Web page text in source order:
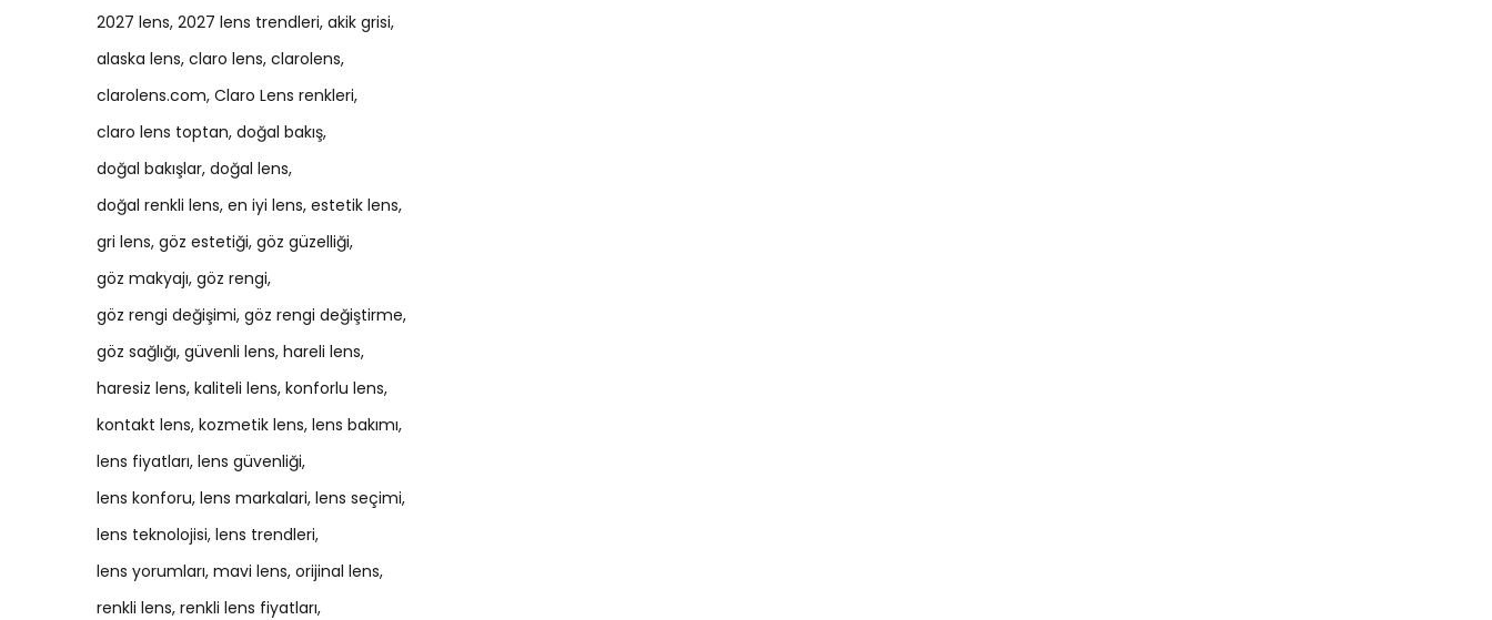
2027 lens 2027 lens trendleri akik grisi
alaska lens claro lens clarolens
clarolens.com Claro Lens renkleri
claro lens toptan doğal bakış
doğal bakışlar doğal lens
doğal renkli lens en iyi lens estetik lens
gri lens göz estetiği göz güzelliği
göz makyajı göz rengi
göz rengi değişimi göz rengi değiştirme
göz sağlığı güvenli lens hareli lens
haresiz lens kaliteli lens konforlu lens
kontakt lens kozmetik lens lens bakımı
lens fiyatları lens güvenliği
lens konforu lens markalari lens seçimi
lens teknolojisi lens trendleri
lens yorumları mavi lens orijinal lens
renkli lens renkli lens fiyatları